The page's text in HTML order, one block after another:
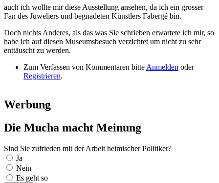
auch ich wollte mir diese Ausstellung ansehen, da ich ein grosser
Fan des Juweliers und begnadeten Künstlers Fabergé bin.
Doch nichts Anderes, als das was Sie schrieben erwartete ich mir, so
habe ich auf diesen Museumsbesuch verzichtet um nicht zu sehr
enttäuscht zu werden.
Zum Verfassen von Kommentaren bitte Anmelden oder
Registrieren.
Werbung
Die Mucha macht Meinung
Sind Sie zufrieden mit der Arbeit heimischer Politiker?
Auswahlmöglichkeiten
Ja
Nein
Es geht so